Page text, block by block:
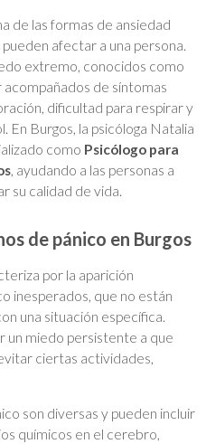
de las formas de ansiedad
afectar a una persona.
extremo, conocidos como
de síntomas
dificultad para respirar y
En Burgos, la psicóloga Natalia
como Psicólogo para
, ayudando a las personas a
su calidad de vida.
de pánico en Burgos
por la aparición
inesperados, que no están
una situación específica.
un miedo persistente a que
ciertas actividades,
son diversas y pueden incluir
químicos en el cerebro,